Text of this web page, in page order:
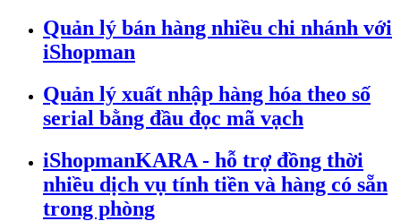
Quản lý bán hàng nhiều chi nhánh với
iShopman
Quản lý xuất nhập hàng hóa theo số
serial bằng đầu đọc mã vạch
iShopmanKARA - hỗ trợ đồng thời
nhiều dịch vụ tính tiền và hàng có sẵn
trong phòng